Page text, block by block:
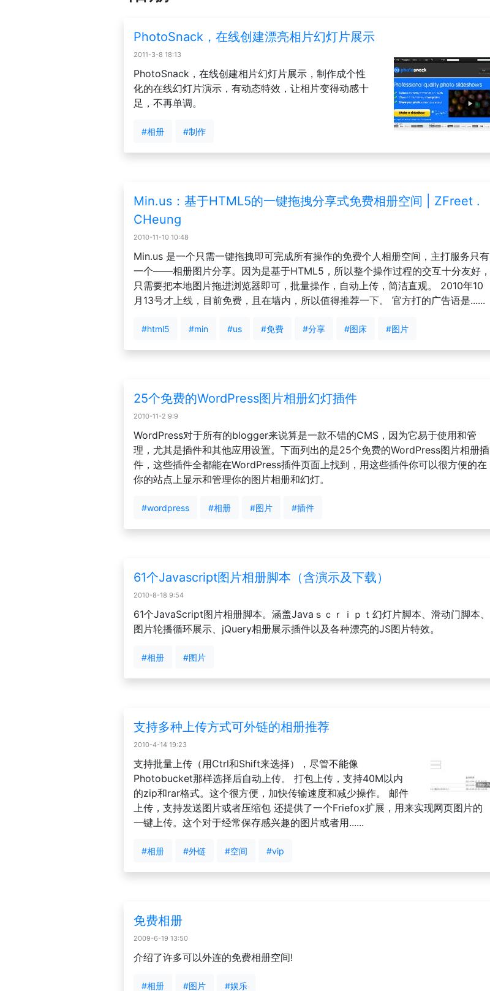
PhotoSnack，在线创建漂亮相片幻灯片展示
2011-3-8 18:13
PhotoSnack，在线创建相片幻灯片展示，制作成个性
化的在线幻灯片演示，有动态特效，让相片变得动感十
足，不再单调。
#相册 #制作
Min.us：基于HTML5的一键拖拽分享式免费相册空间 | ZFreet .
CHeung
2010-11-10 10:48
Min.us 是一个只需一键拖拽即可完成所有操作的免费个人相册空间，主打服务只有
一个——相册图片分享。因为是基于HTML5，所以整个操作过程的交互十分友好，
只需要把本地图片拖进浏览器即可，批量操作，自动上传，简洁直观。 2010年10
月13号才上线，目前免费，且在墙内，所以值得推荐一下。 官方打的广告语是......
#html5 #min #us #免费 #分享 #图床 #图片
25个免费的WordPress图片相册幻灯插件
2010-11-2 9:9
WordPress对于所有的blogger来说算是一款不错的CMS，因为它易于使用和管
理，尤其是插件和其他应用设置。下面列出的是25个免费的WordPress图片相册插
件，这些插件全都能在WordPress插件页面上找到，用这些插件你可以很方便的在
你的站点上显示和管理你的图片相册和幻灯。
#wordpress #相册 #图片 #插件
61个Javascript图片相册脚本（含演示及下载）
2010-8-18 9:54
61个JavaScript图片相册脚本。涵盖Javaｓｃｒｉｐｔ幻灯片脚本、滑动门脚本、
图片轮播循环展示、jQuery相册展示插件以及各种漂亮的JS图片特效。
#相册 #图片
支持多种上传方式可外链的相册推荐
2010-4-14 19:23
支持批量上传（用Ctrl和Shift来选择），尽管不能像
Photobucket那样选择后自动上传。 打包上传，支持40M以内
的zip和rar格式。这个很方便，加快传输速度和减少操作。 邮件
上传，支持发送图片或者压缩包 还提供了一个Friefox扩展，用来实现网页图片的
一键上传。这个对于经常保存感兴趣的图片或者用......
#相册 #外链 #空间 #vip
免费相册
2009-6-19 13:50
介绍了许多可以外连的免费相册空间!
#相册 #图片 #娱乐